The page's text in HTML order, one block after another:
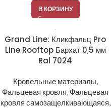
В КОРЗИНУ
Grand Line: Кликфальц Pro
Line Rooftop Бархат 0,5 мм
Ral 7024
Кровельные материалы,
Фальцевая кровля, Фальцевая
кровля самозащелкивающаяся,